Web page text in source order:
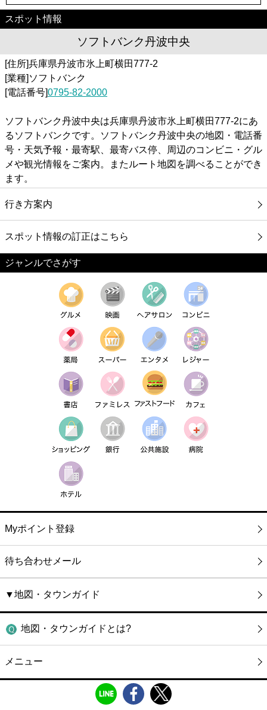
スポット情報
ソフトバンク丹波中央
[住所]兵庫県丹波市氷上町横田777-2
[業種]ソフトバンク
[電話番号]0795-82-2000
ソフトバンク丹波中央は兵庫県丹波市氷上町横田777-2にあ
るソフトバンクです。ソフトバンク丹波中央の地図・電話番
号・天気予報・最寄駅、最寄バス停、周辺のコンビニ・グル
メや観光情報をご案内。またルート地図を調べることができ
ます。
行き方案内
スポット情報の訂正はこちら
ジャンルでさがす
Myポイント登録
待ち合わせメール
▼地図・タウンガイド
地図・タウンガイドとは?
メニュー